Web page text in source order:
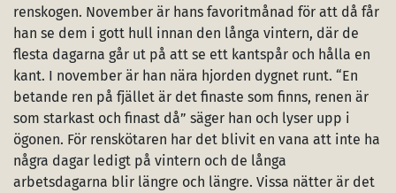
renskogen. November är hans favoritmånad för att då får
han se dem i gott hull innan den långa vintern, där de
flesta dagarna går ut på att se ett kantspår och hålla en
kant. I november är han nära hjorden dygnet runt. “En
betande ren på fjället är det finaste som finns, renen är
som starkast och finast då” säger han och lyser upp i
ögonen. För renskötaren har det blivit en vana att inte ha
några dagar ledigt på vintern och de långa
arbetsdagarna blir längre och längre. Vissa nätter är det